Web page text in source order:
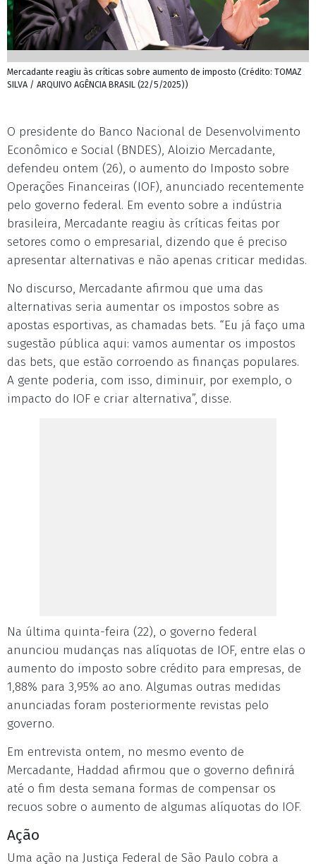
Mercadante reagiu às críticas sobre aumento de imposto (Crédito: TOMAZ
SILVA / ARQUIVO AGÊNCIA BRASIL (22/5/2025))
O presidente do Banco Nacional de Desenvolvimento
Econômico e Social (BNDES), Aloizio Mercadante,
defendeu ontem (26), o aumento do Imposto sobre
Operações Financeiras (IOF), anunciado recentemente
pelo governo federal. Em evento sobre a indústria
brasileira, Mercadante reagiu às críticas feitas por
setores como o empresarial, dizendo que é preciso
apresentar alternativas e não apenas criticar medidas.
No discurso, Mercadante afirmou que uma das
alternativas seria aumentar os impostos sobre as
apostas esportivas, as chamadas bets. “Eu já faço uma
sugestão pública aqui: vamos aumentar os impostos
das bets, que estão corroendo as finanças populares.
A gente poderia, com isso, diminuir, por exemplo, o
impacto do IOF e criar alternativa”, disse.
Na última quinta-feira (22), o governo federal
anunciou mudanças nas alíquotas de IOF, entre elas o
aumento do imposto sobre crédito para empresas, de
1,88% para 3,95% ao ano. Algumas outras medidas
anunciadas foram posteriormente revistas pelo
governo.
Em entrevista ontem, no mesmo evento de
Mercadante, Haddad afirmou que o governo definirá
até o fim desta semana formas de compensar os
recuos sobre o aumento de algumas alíquotas do IOF.
Ação
Uma ação na Justiça Federal de São Paulo cobra a